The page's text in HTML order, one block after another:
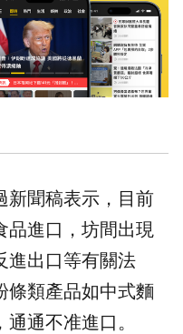
新聞稿表示，目前
品進口，坊間出現
進出口等有關法
條類產品如中式麵
通不准進口。